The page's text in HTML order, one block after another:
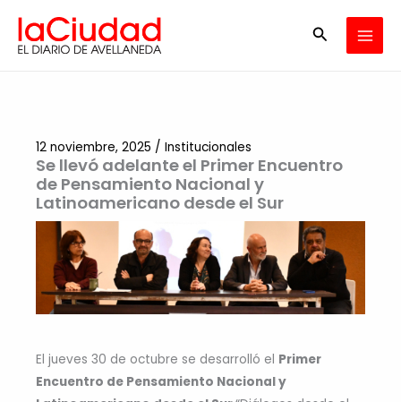
contenido
Buscar
Se llevó adelante el Primer Encuentro
de Pensamiento Nacional y
Latinoamericano desde el Sur
12 noviembre, 2025 / Institucionales
El jueves 30 de octubre se desarrolló el Primer
Encuentro de Pensamiento Nacional y